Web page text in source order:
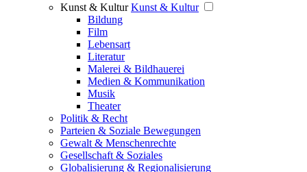
Kunst & Kultur Kunst & Kultur
Bildung
Film
Lebensart
Literatur
Malerei & Bildhauerei
Medien & Kommunikation
Musik
Theater
Politik & Recht
Parteien & Soziale Bewegungen
Gewalt & Menschenrechte
Gesellschaft & Soziales
Globalisierung & Regionalisierung